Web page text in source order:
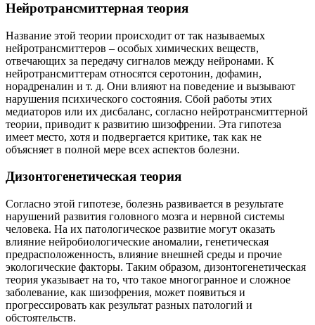
Нейротрансмиттерная теория
Название этой теории происходит от так называемых
нейротрансмиттеров – особых химических веществ,
отвечающих за передачу сигналов между нейронами. К
нейротрансмиттерам относятся серотонин, дофамин,
норадреналин и т. д. Они влияют на поведение и вызывают
нарушения психического состояния. Сбой работы этих
медиаторов или их дисбаланс, согласно нейротрансмиттерной
теории, приводит к развитию шизофрении. Эта гипотеза
имеет место, хотя и подвергается критике, так как не
объясняет в полной мере всех аспектов болезни.
Дизонтогенетическая теория
Согласно этой гипотезе, болезнь развивается в результате
нарушений развития головного мозга и нервной системы
человека. На их патологическое развитие могут оказать
влияние нейробиологические аномалии, генетическая
предрасположенность, влияние внешней среды и прочие
экологические факторы. Таким образом, дизонтогенетическая
теория указывает на то, что такое многогранное и сложное
заболевание, как шизофрения, может появиться и
прогрессировать как результат разных патологий и
обстоятельств.